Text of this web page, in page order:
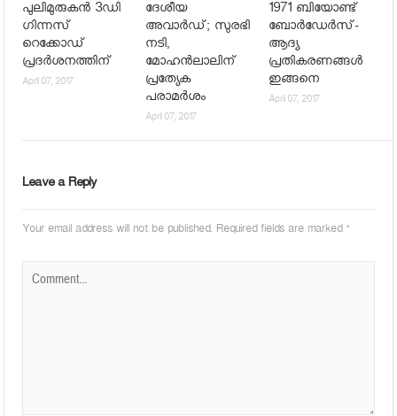
പുലിമുരുകന്‍ 3ഡി
ഗിന്നസ്
റെക്കോഡ്
പ്രദര്‍ശനത്തിന്
April 07, 2017
ദേശീയ
അവാര്‍ഡ്; സുരഭി
നടി,
മോഹന്‍ലാലിന്
പ്രത്യേക
പരാമര്‍ശം
April 07, 2017
1971 ബിയോണ്ട്
ബോര്‍ഡേര്‍സ്-
ആദ്യ
പ്രതികരണങ്ങള്‍
ഇങ്ങനെ
April 07, 2017
Leave a Reply
Your email address will not be published. Required fields are marked *